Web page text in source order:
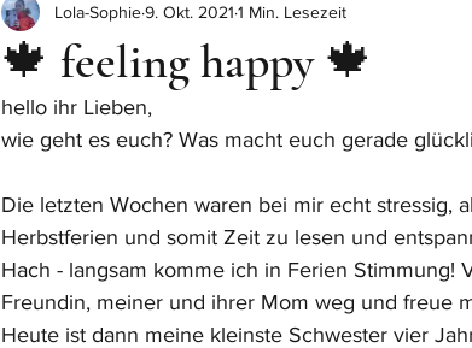
🍁 feeling happy 🍁
Lola-Sophie9. Okt. 2021 1 Min. Lesezeit
hello ihr Lieben,
wie geht es euch? Was macht euch gerade
Die letzten Wochen waren bei mir echt stressig,
Herbstferien und somit Zeit zu lesen und
Hach - langsam komme ich in Ferien Stimmung!
Freundin, meiner und ihrer Mom weg und freue
Heute ist dann meine kleinste Schwester vier